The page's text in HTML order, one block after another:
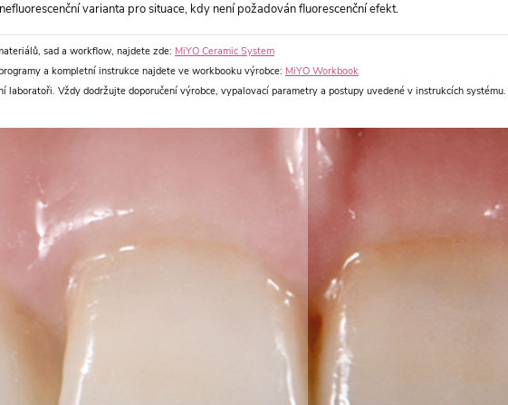
varianta pro situace, kdy není požadován fluorescenční efekt.
sad a workflow, najdete zde: MiYO Ceramic System
a kompletní instrukce najdete ve workbooku výrobce: MiYO Workbook
laboratoři. Vždy dodržujte doporučení výrobce, vypalovací parametry a postupy uvedené v instrukcích systému.